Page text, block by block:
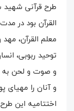
طرح قرآنی
معلم القرآن،
توحید ربوبی،
و صوت و لحن به
و آنان را مهیای
اختتامیه این